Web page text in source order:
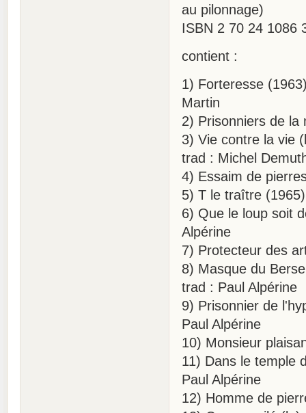
au pilonnage)
ISBN 2 70 24 1086
contient :
1) Forteresse
Martin
2) Prisonniers de la
3) Vie contre la vie
trad : Michel
4) Essaim de
5) T le traître
6) Que le loup soit
Alpérine
7) Protecteur des
8) Masque du
trad : Paul Alpérine
9) Prisonnier de
Paul Alpérine
10) Monsieur
11) Dans le temple
Paul Alpérine
12) Homme de